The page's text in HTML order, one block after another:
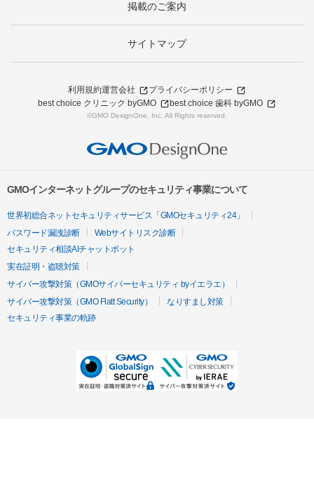
掲載のご案内
サイトマップ
利用規約運営会社
プライバシーポリシー
best choice クリニック byGMO
best choice 歯科 byGMO
©GMO DesignOne, Inc. All Rights reserved.
GMOインターネットグループのセキュリティ事業について
世界初総合ネットセキュリティサービス「GMOセキュリティ24」
パスワード漏洩診断
Webサイトリスク診断
セキュリティ相談AIチャットボット
実在証明・盗聴対策
サイバー攻撃対策（GMOサイバーセキュリティ byイエラエ）
サイバー攻撃対策（GMO Flatt Security）
なりすまし対策
セキュリティ事業の軌跡